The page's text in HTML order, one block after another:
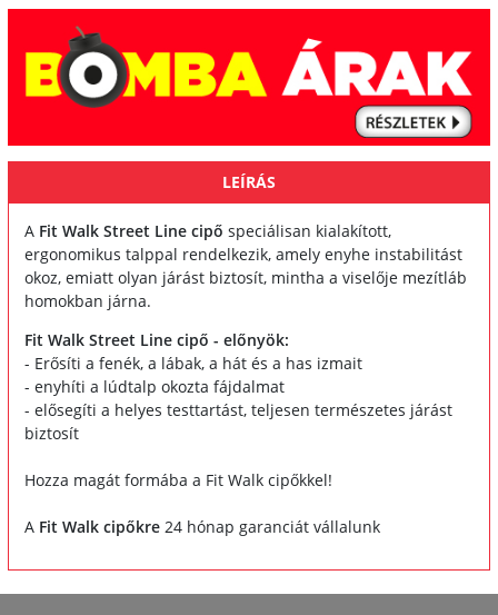
LEÍRÁS
A Fit Walk Street Line cipő speciálisan kialakított,
ergonomikus talppal rendelkezik, amely enyhe instabilitást
okoz, emiatt olyan járást biztosít, mintha a viselője mezítláb
homokban járna.
Fit Walk Street Line cipő - előnyök:
- Erősíti a fenék, a lábak, a hát és a has izmait
- enyhíti a lúdtalp okozta fájdalmat
- elősegíti a helyes testtartást, teljesen természetes járást
biztosít
Hozza magát formába a Fit Walk cipőkkel!
A Fit Walk cipőkre 24 hónap garanciát vállalunk